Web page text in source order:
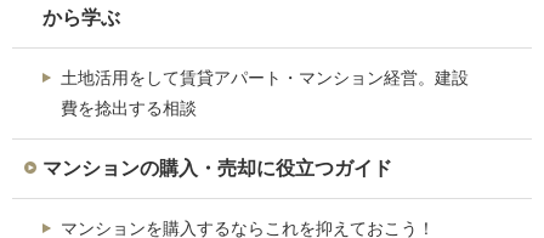
から学ぶ
土地活用をして賃貸アパート・マンション経営。建設
費を捻出する相談
マンションの購入・売却に役立つガイド
マンションを購入するならこれを抑えておこう！